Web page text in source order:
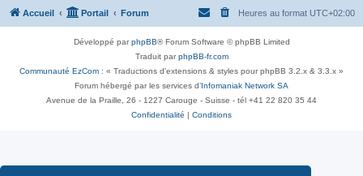
Accueil Portail Forum Heures au format UTC+02:00
Développé parphpBB® Forum Software © phpBB Limited
Traduit parphpBB-fr.com
Communauté EzCom : « Traductions d'extensions & styles pour phpBB 3.2.x & 3.3.x »
Forum hébergé par les services d’ Infomaniak Network SA
Avenue de la Praille, 26 - 1227 Carouge - Suisse - tél +41 22 820 35 44
Confidentialité
Conditions